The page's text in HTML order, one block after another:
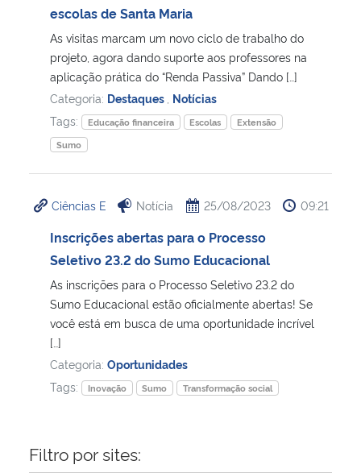
Ministério da Mulher, da Família e dos Direitos Humanos
Secretaria-Geral
Secretaria de Governo
Gabinete de Segurança Institucional
escolas de Santa Maria
As visitas marcam um novo ciclo de trabalho do
projeto, agora dando suporte aos professores na
aplicação prática do “Renda Passiva” Dando […]
Categoria: Destaques Notícias
Tags:
Educação financeira Escolas
Extensão
Sumo
Ciências E Notícia 25/08/2023 09:21
Inscrições abertas para o Processo
Seletivo 23.2 do Sumo Educacional
As inscrições para o Processo Seletivo 23.2 do
Sumo Educacional estão oficialmente abertas! Se
você está em busca de uma oportunidade incrível
[…]
Categoria: Oportunidades
Tags:
Inovação Sumo Transformação social
Filtro por sites: